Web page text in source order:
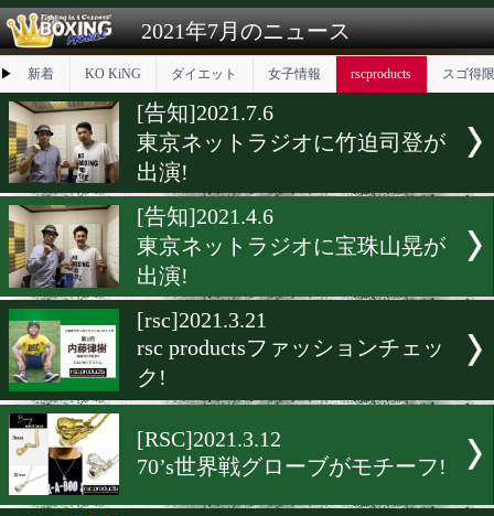
試合日程 試合結果 練習動画 ランキング
2021年7月のニュース
▶ 新着 KO KiNG
[告知]2021.7.6
東京ネットラジオに竹迫司
出演!
[告知]2021.4.6
東京ネットラジオに宝珠山
出演!
[rsc]2021.3.21